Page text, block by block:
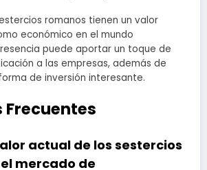
romanos tienen un valor
económico en el mundo
puede aportar un toque de
a las empresas, además de
de inversión interesante.
Frecuentes
actual de los sestercios
mercado de